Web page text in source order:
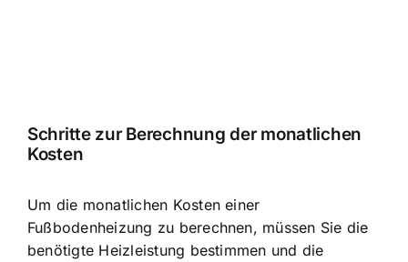
Schritte zur Berechnung der monatlichen
Kosten
Um die monatlichen Kosten einer
Fußbodenheizung zu berechnen, müssen Sie die
benötigte Heizleistung bestimmen und die